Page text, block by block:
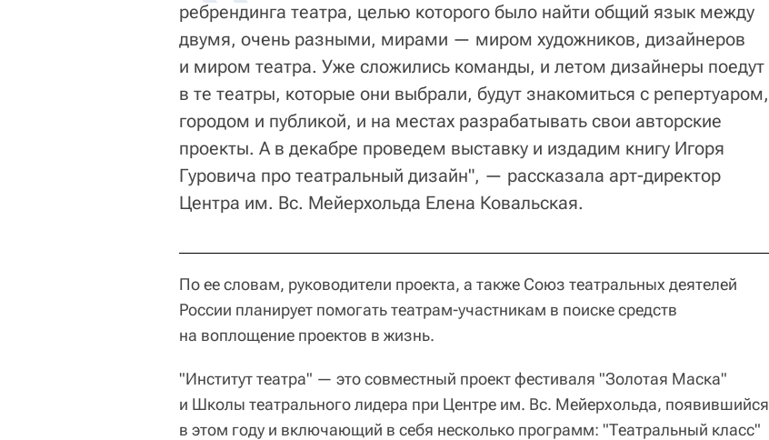
ребрендинга театра, целью которого было найти общий язык между
двумя, очень разными, мирами — миром художников, дизайнеров
и миром театра. Уже сложились команды, и летом дизайнеры поедут
в те театры, которые они выбрали, будут знакомиться с репертуаром,
городом и публикой, и на местах разрабатывать свои авторские
проекты. А в декабре проведем выставку и издадим книгу Игоря
Гуровича про театральный дизайн", — рассказала арт-директор
Центра им. Вс. Мейерхольда Елена Ковальская.
По ее словам, руководители проекта, а также Союз театральных деятелей
России планирует помогать театрам-участникам в поиске средств
на воплощение проектов в жизнь.
"Институт театра" — это совместный проект фестиваля "Золотая Маска"
и Школы театрального лидера при Центре им. Вс. Мейерхольда, появившийся
в этом году и включающий в себя несколько программ: "Театральный класс"